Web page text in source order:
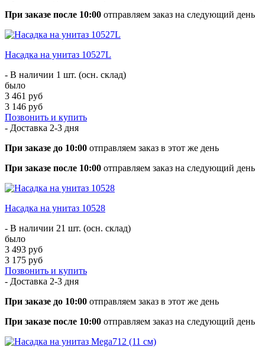
При заказе после 10:00 отправляем заказ на следующий день
Насадка на унитаз 10527L
- В наличии 1 шт. (осн. склад)
было
3 461 руб
3 146 руб
Позвонить и купить
- Доставка 2-3 дня
При заказе до 10:00 отправляем заказ в этот же день
При заказе после 10:00 отправляем заказ на следующий день
Насадка на унитаз 10528
- В наличии 21 шт. (осн. склад)
было
3 493 руб
3 175 руб
Позвонить и купить
- Доставка 2-3 дня
При заказе до 10:00 отправляем заказ в этот же день
При заказе после 10:00 отправляем заказ на следующий день